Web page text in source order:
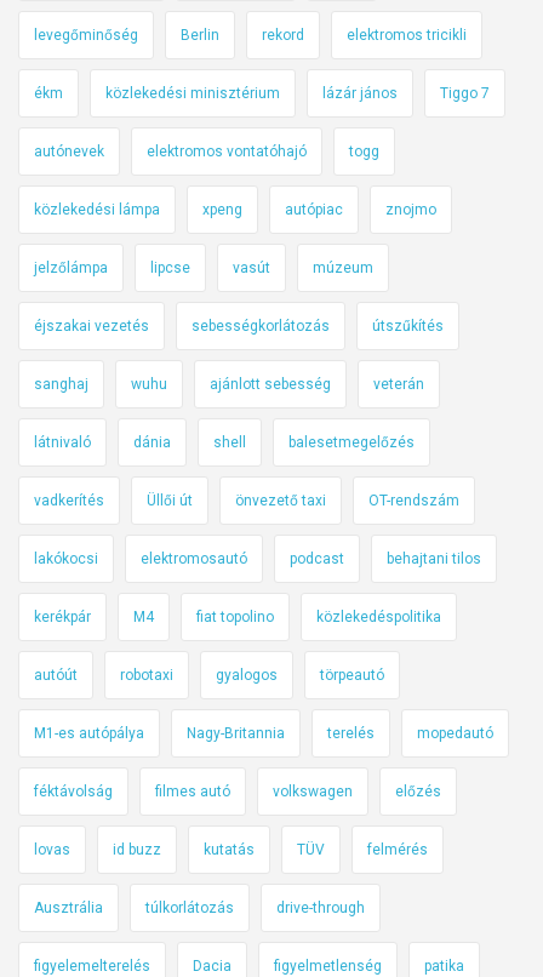
levegőminőség Berlin rekord elektromos tricikli
ékm közlekedési minisztérium lázár jános Tiggo 7
autónevek elektromos vontatóhajó togg
közlekedési lámpa xpeng autópiac znojmo
jelzőlámpa lipcse vasút múzeum
éjszakai vezetés sebességkorlátozás útszűkítés
sanghaj wuhu ajánlott sebesség veterán
látnivaló dánia shell balesetmegelőzés
vadkerítés Üllői út önvezető taxi OT-rendszám
lakókocsi elektromosautó podcast behajtani tilos
kerékpár M4 fiat topolino közlekedéspolitika
autóút robotaxi gyalogos törpeautó
M1-es autópálya Nagy-Britannia terelés mopedautó
féktávolság filmes autó volkswagen előzés
lovas id buzz kutatás TÜV felmérés
Ausztrália túlkorlátozás drive-through
figyelemelterelés Dacia figyelmetlenség patika